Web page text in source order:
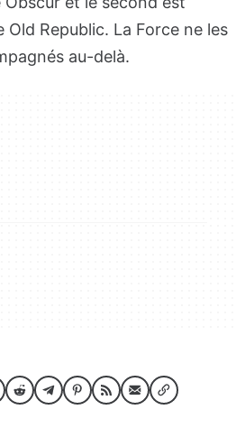
Old Republic. La Force ne les
au-delà.